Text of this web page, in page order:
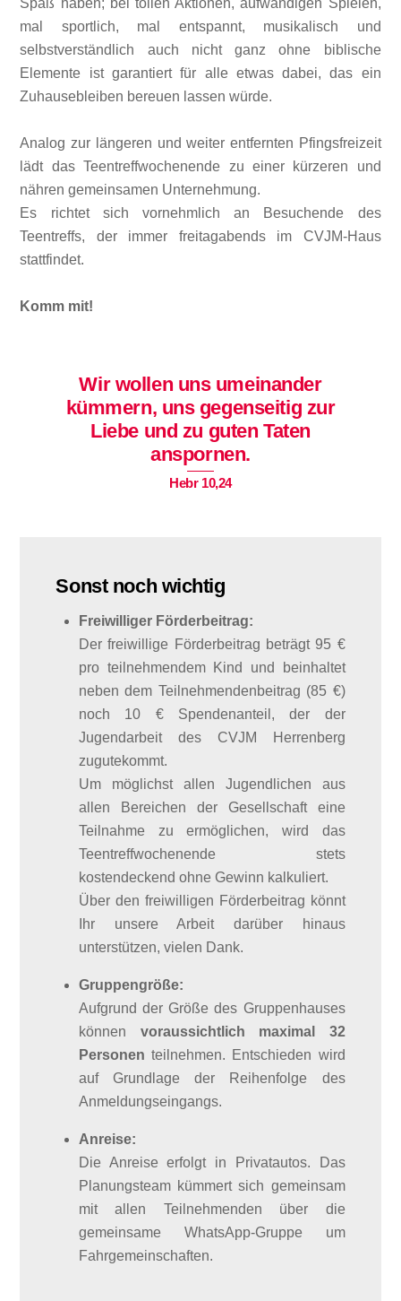
Spaß haben; bei tollen Aktionen, aufwändigen Spielen,
mal sportlich, mal entspannt, musikalisch und
selbstverständlich auch nicht ganz ohne biblische
Elemente ist garantiert für alle etwas dabei, das ein
Zuhausebleiben bereuen lassen würde.
Analog zur längeren und weiter entfernten Pfingsfreizeit
lädt das Teentreffwochenende zu einer kürzeren und
nähren gemeinsamen Unternehmung.
Es richtet sich vornehmlich an Besuchende des
Teentreffs, der immer freitagabends im CVJM-Haus
stattfindet.
Komm mit!
Wir wollen uns umeinander
kümmern, uns gegenseitig zur
Liebe und zu guten Taten
anspornen.
Hebr 10,24
Sonst noch wichtig
Freiwilliger Förderbeitrag:
Der freiwillige Förderbeitrag beträgt 95 €
pro teilnehmendem Kind und beinhaltet
neben dem Teilnehmendenbeitrag (85 €)
noch 10 € Spendenanteil, der der
Jugendarbeit des CVJM Herrenberg
zugutekommt.
Um möglichst allen Jugendlichen aus
allen Bereichen der Gesellschaft eine
Teilnahme zu ermöglichen, wird das
Teentreffwochenende stets
kostendeckend ohne Gewinn kalkuliert.
Über den freiwilligen Förderbeitrag könnt
Ihr unsere Arbeit darüber hinaus
unterstützen, vielen Dank.
Gruppengröße:
Aufgrund der Größe des Gruppenhauses
können voraussichtlich maximal 32
Personen teilnehmen. Entschieden wird
auf Grundlage der Reihenfolge des
Anmeldungseingangs.
Anreise:
Die Anreise erfolgt in Privatautos. Das
Planungsteam kümmert sich gemeinsam
mit allen Teilnehmenden über die
gemeinsame WhatsApp-Gruppe um
Fahrgemeinschaften.